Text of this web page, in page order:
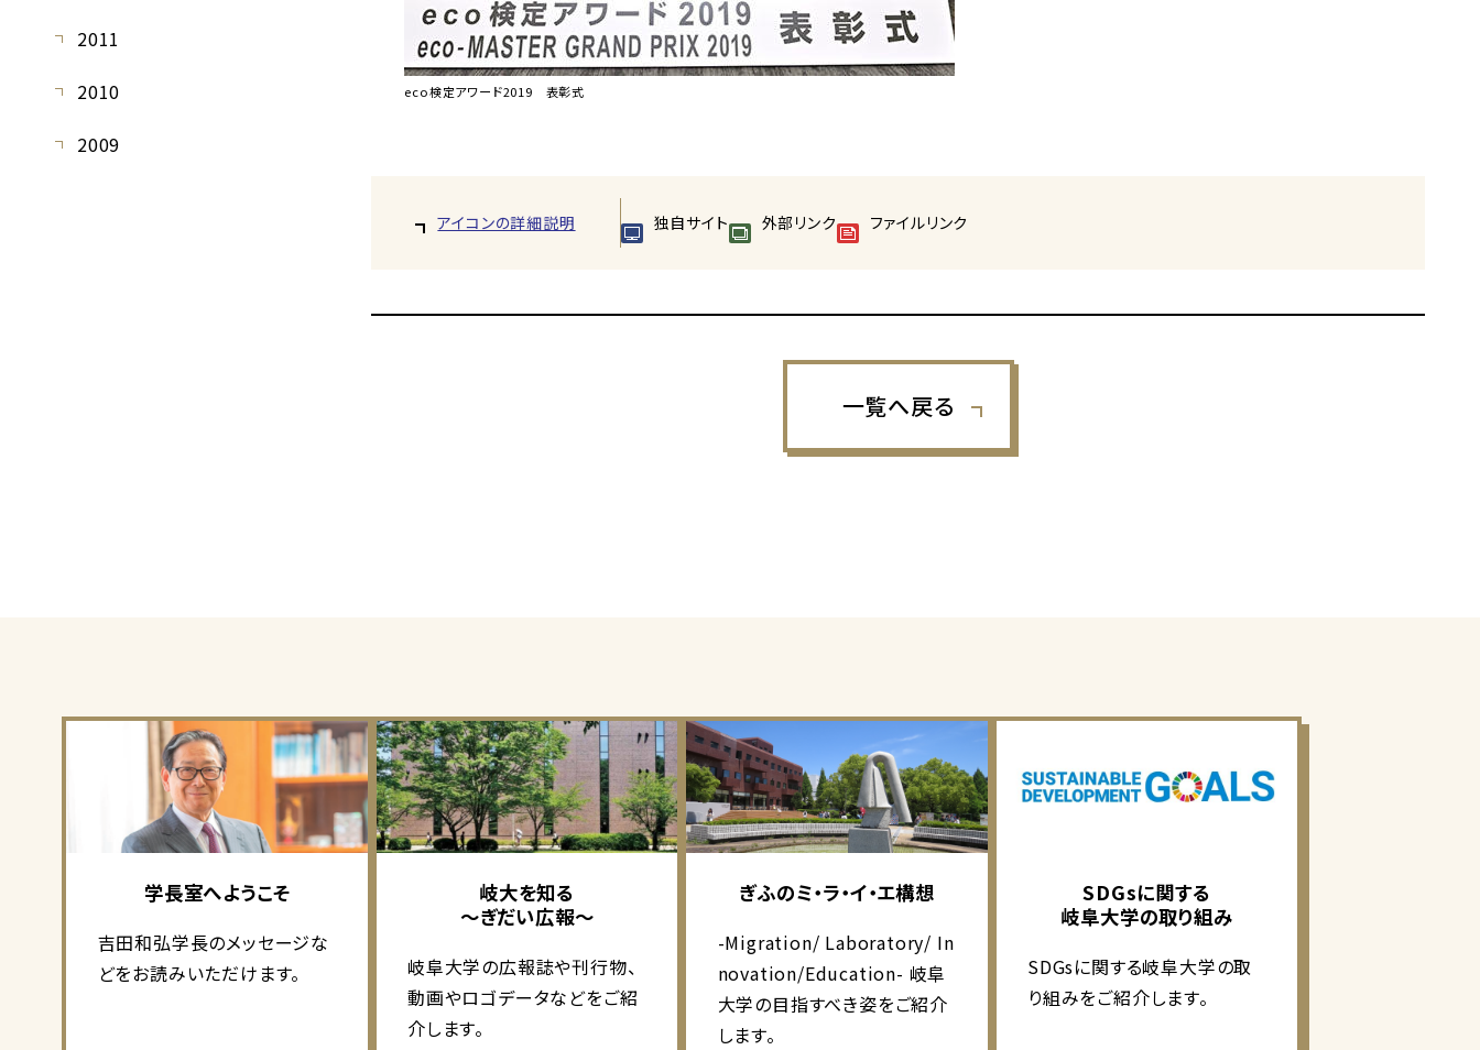
eco検定アワード2019 表彰式
アイコンの詳細説明 独自サイト 外部リンク ファイルリンク
一覧へ戻る
2011
2010
2009
学長室へようこそ
吉田和弘学長のメッセージな
どをお読みいただけます。
岐大を知る
～ぎだい広報～
岐阜大学の広報誌や刊行物、
動画やロゴデータなどをご紹
介します。
ぎふのミ・ラ・イ・エ構想
-Migration/ Laboratory/ In
novation/Education- 岐阜
大学の目指すべき姿をご紹介
します。
SDGsに関する
岐阜大学の取り組み
SDGsに関する岐阜大学の取
り組みをご紹介します。